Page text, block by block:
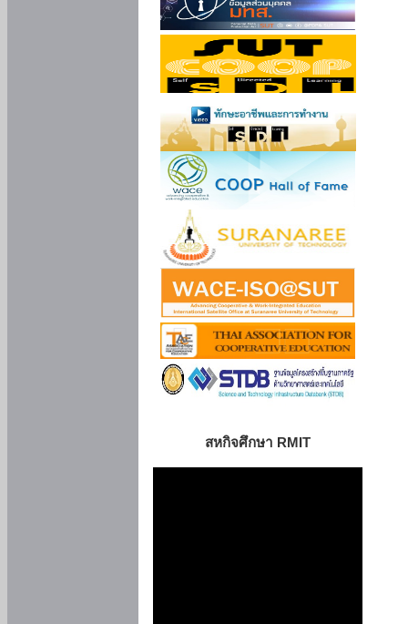
สหกิจศึกษา RMIT